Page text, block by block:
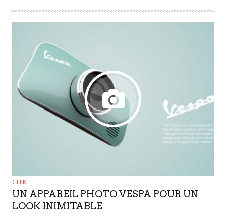
GEEK
UN APPAREIL PHOTO VESPA POUR UN
LOOK INIMITABLE